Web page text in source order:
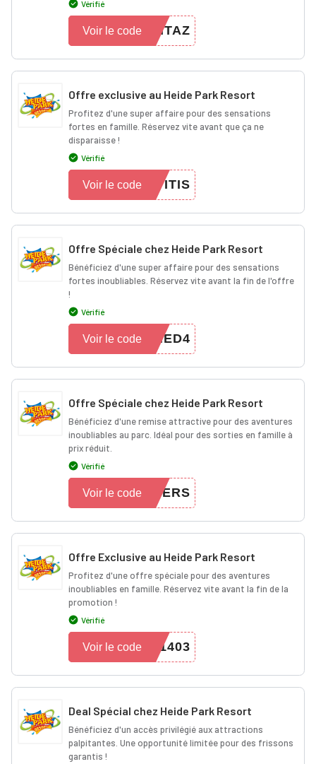
Vérifié
MTAZ
Voir le code
Offre exclusive au Heide Park Resort
Profitez d'une super affaire pour des sensations
fortes en famille. Réservez vite avant que ça ne
disparaisse !
Vérifié
ITIS
Voir le code
Offre Spéciale chez Heide Park Resort
Bénéficiez d'une super affaire pour des sensations
fortes inoubliables. Réservez vite avant la fin de l'offre
!
Vérifié
HED4
Voir le code
Offre Spéciale chez Heide Park Resort
Bénéficiez d'une remise attractive pour des aventures
inoubliables au parc. Idéal pour des sorties en famille à
prix réduit.
Vérifié
FERS
Voir le code
Offre Exclusive au Heide Park Resort
Profitez d'une offre spéciale pour des aventures
inoubliables en famille. Réservez vite avant la fin de la
promotion !
Vérifié
1403
Voir le code
Deal Spécial chez Heide Park Resort
Bénéficiez d'un accès privilégié aux attractions
palpitantes. Une opportunité limitée pour des frissons
garantis !